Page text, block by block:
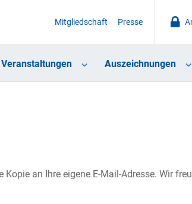
Mitgliedschaft Presse
Veranstaltungen Auszeichnungen
an Ihre eigene E-Mail-Adresse. Wir